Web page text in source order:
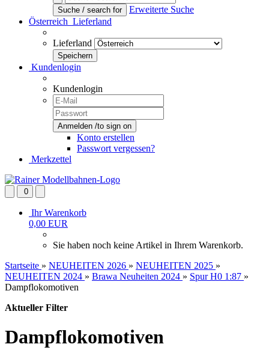
Suche / search for
Erweiterte Suche
Österreich Lieferland
Lieferland
Kundenlogin
Kundenlogin
Konto erstellen
Passwort vergessen?
Merkzettel
0
Ihr Warenkorb
0,00 EUR
Sie haben noch keine Artikel in Ihrem Warenkorb.
Startseite » NEUHEITEN 2026 » NEUHEITEN 2025 »
NEUHEITEN 2024 » Brawa Neuheiten 2024 » Spur H0 1:87 »
Dampflokomotiven
Aktueller Filter
Dampflokomotiven